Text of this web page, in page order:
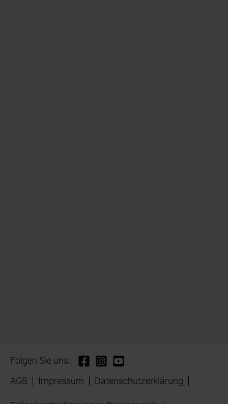
Folgen Sie uns:
AGB
Impressum Datenschutzerklärung